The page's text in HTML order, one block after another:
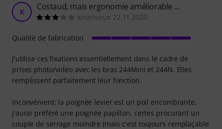
K Costaud, mais ergonomie améliorable ...
kinenveux 22.11.2020
J'utilise ces fixations essentiellement dans le cadre de
prises photo/vidéo avec les bras 244Mini et 244N. Elles
remplissent parfaitement leur fonction.
Inconvénient: la poignée levier est un poil encombrante,
j'aurai préféré une poignée papillon, certes procurant un
couple de serrage moindre (mais c'est toujours remplaçable
Qualité de fabrication